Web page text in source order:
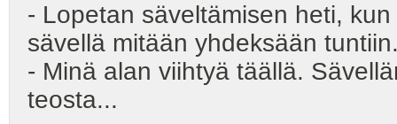
- Lopetan säveltämisen heti,
sävellä mitään yhdeksään
- Minä alan viihtyä täällä.
teosta...